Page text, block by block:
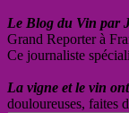
Le Blog du Vin par
Grand Reporter à
Ce journaliste
La vigne et le vin
douloureuses, faites